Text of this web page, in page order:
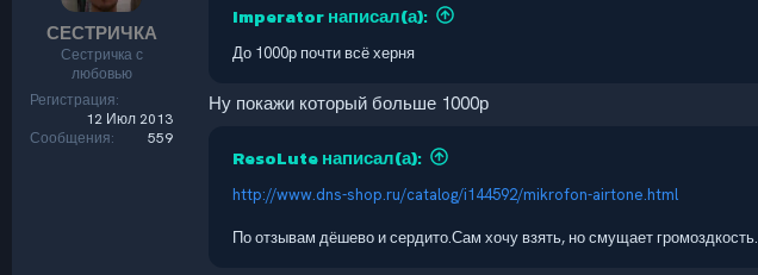
СЕСТРИЧКА
Сестричка с
любовью
Регистрация
12 Июл 2013
Сообщения
559
Imperator написал(а):
До 1000р почти всё херня
Ну покажи который больше 1000р
ResoLute написал(а):
http://www.dns-shop.ru/catalog/i144592/mikrofon-airtone.html
По отзывам дёшево и сердито.Сам хочу взять, но смущает громоздкость.